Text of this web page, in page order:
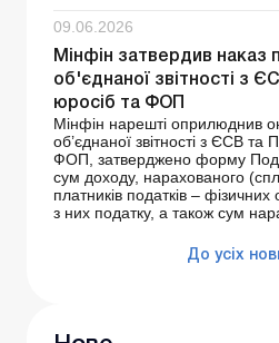
09.06.2026
Мінфін затвердив наказ
об'єднаної звітності з
юросіб та ФОП
Мінфін нарешті оприлюднив
об’єднаної звітності з ЄСВ
ФОП, затверджено форму
сум доходу, нарахованого
платників податків –
з них податку, а також сум
До усіх